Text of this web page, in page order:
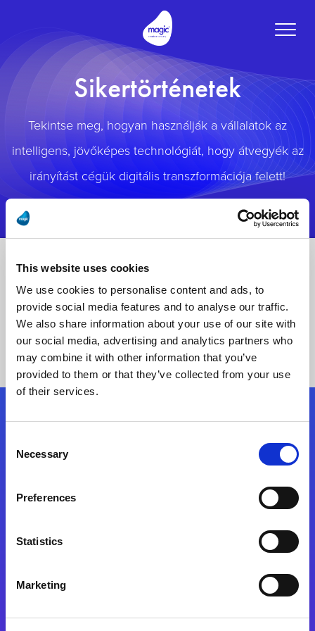
This website uses cookies
We use cookies to personalise content and ads, to
provide social media features and to analyse our traffic.
We also share information about your use of our site with
our social media, advertising and analytics partners who
may combine it with other information that you’ve
provided to them or that they’ve collected from your use
of their services.
Selection
Necessary
Preferences
Statistics
Marketing
Toggle
Sikertörténetek
Tekintse meg, hogyan használják a vállalatok az
intelligens, jövőképes technológiát, hogy átvegyék az
irányítást cégük digitális transzformációja felett!
Kövessen minket!